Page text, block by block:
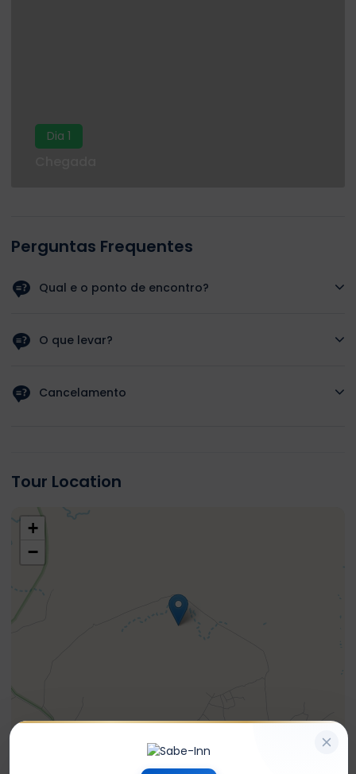
Dia 1
Perguntas Frequentes
Qual e o ponto de encontro?
O que levar?
fotografica.
Cancelamento
Tour Location
+
−
contributors